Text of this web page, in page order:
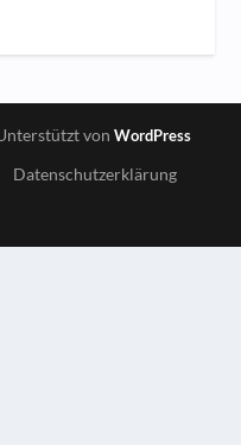
von WordPress
Datenschutzerklärung